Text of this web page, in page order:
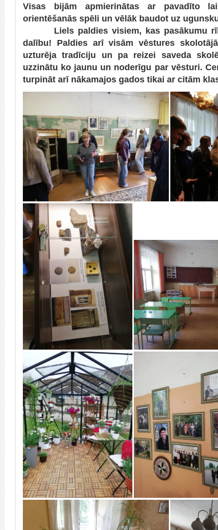
Visas bijām apmierinātas ar pavadīto
orientēšanās spēli un vēlāk baudot uz
Liels paldies visiem, kas pasākumu
dalību! Paldies arī visām vēstures
uzturēja tradīciju un pa reizei saveda
uzzinātu ko jaunu un noderīgu par vēsturi.
turpināt arī nākamajos gados tikai ar citām